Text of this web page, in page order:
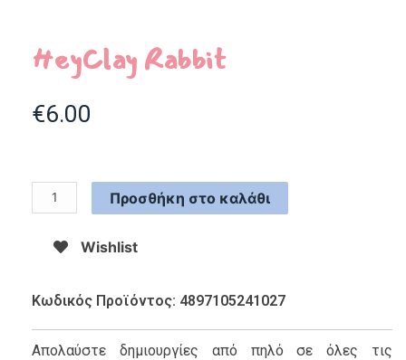
HeyClay Rabbit
€6.00
Προσθήκη στο καλάθι
Wishlist
Κωδικός Προϊόντος: 4897105241027
Απολαύστε δημιουργίες από πηλό σε όλες τις